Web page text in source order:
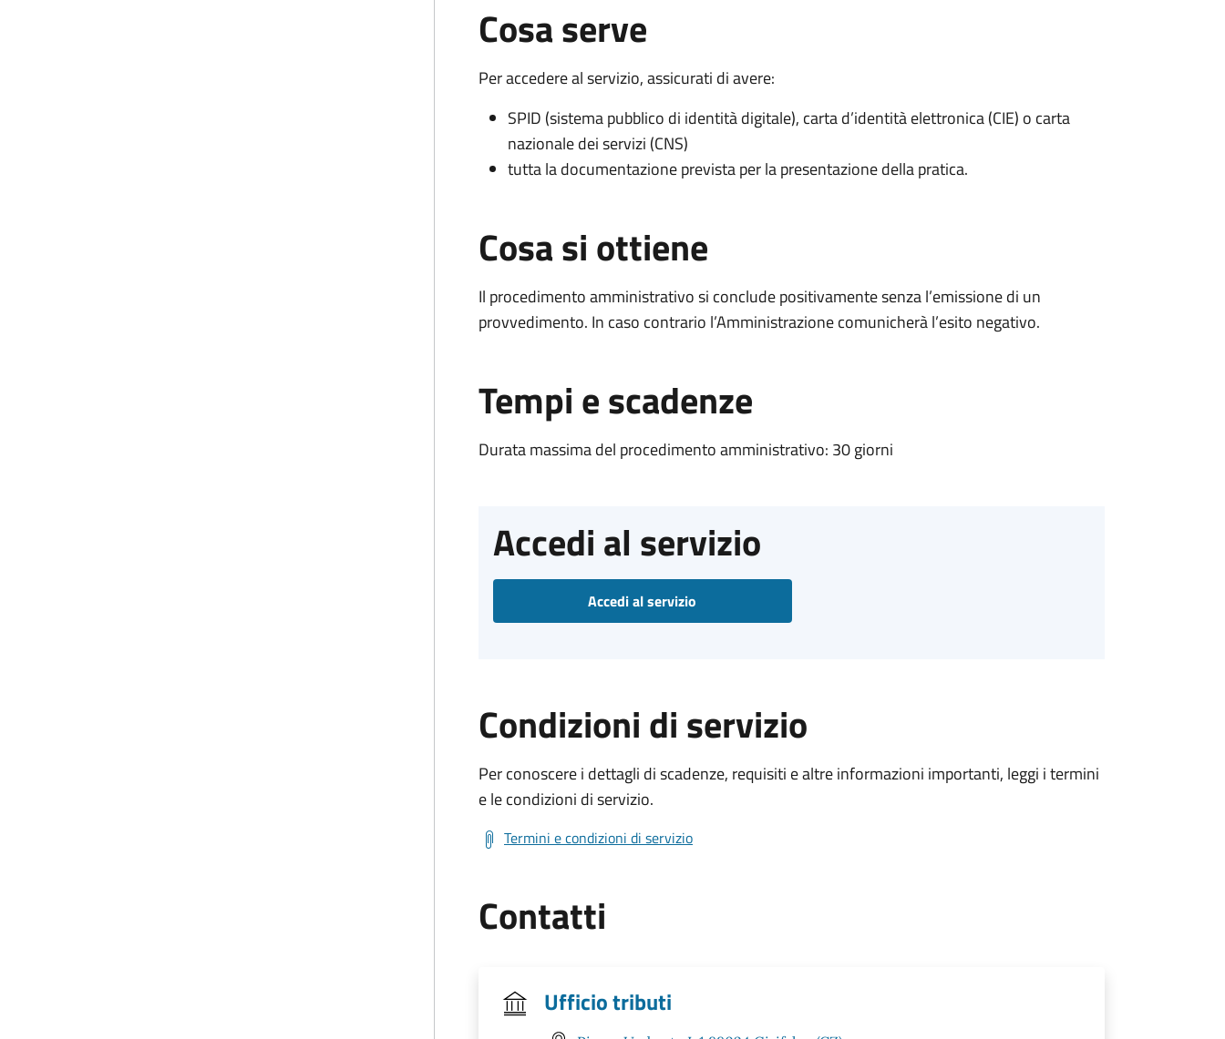
Cosa serve
Per accedere al servizio, assicurati di avere:
SPID (sistema pubblico di identità digitale), carta d’identità elettronica (CIE) o carta
nazionale dei servizi (CNS)
tutta la documentazione prevista per la presentazione della pratica.
Cosa si ottiene
Il procedimento amministrativo si conclude positivamente senza l’emissione di un
provvedimento. In caso contrario l’Amministrazione comunicherà l’esito negativo.
Tempi e scadenze
Durata massima del procedimento amministrativo: 30 giorni
Accedi al servizio
Accedi al servizio
Condizioni di servizio
Per conoscere i dettagli di scadenze, requisiti e altre informazioni importanti, leggi i termini
e le condizioni di servizio.
Termini e condizioni di servizio
Contatti
Ufficio tributi